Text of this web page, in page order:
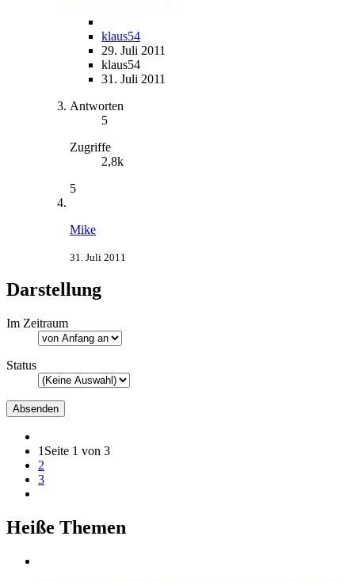
klaus54
29. Juli 2011
klaus54
31. Juli 2011
Antworten
5
Zugriffe
2,8k
5
Mike
31. Juli 2011
Darstellung
Im Zeitraum
Status
1 Seite 1 von 3
2
3
Heiße Themen